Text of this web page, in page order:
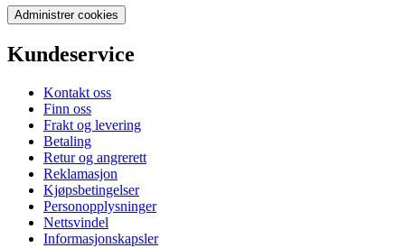
Administrer cookies
Kundeservice
Kontakt oss
Finn oss
Frakt og levering
Betaling
Retur og angrerett
Reklamasjon
Kjøpsbetingelser
Personopplysninger
Nettsvindel
Informasjonskapsler